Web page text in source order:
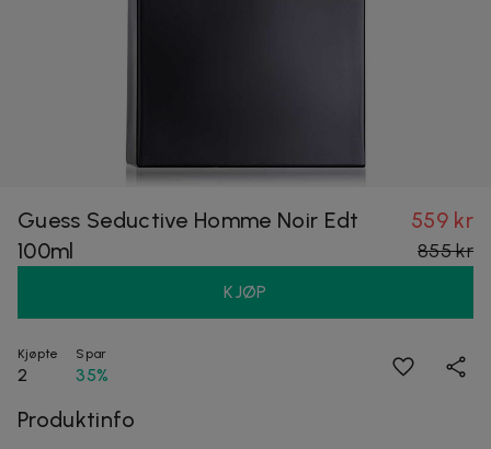
Guess Seductive Homme Noir Edt
100ml
559 kr
855 kr
KJØP
Kjøpte
2
Spar
35%
Produktinfo